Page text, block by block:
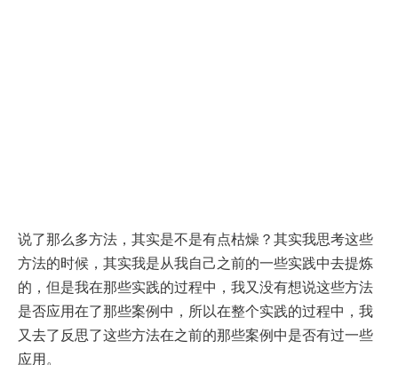
说了那么多方法，其实是不是有点枯燥？其实我思考这些
方法的时候，其实我是从我自己之前的一些实践中去提炼
的，但是我在那些实践的过程中，我又没有想说这些方法
是否应用在了那些案例中，所以在整个实践的过程中，我
又去了反思了这些方法在之前的那些案例中是否有过一些
应用。